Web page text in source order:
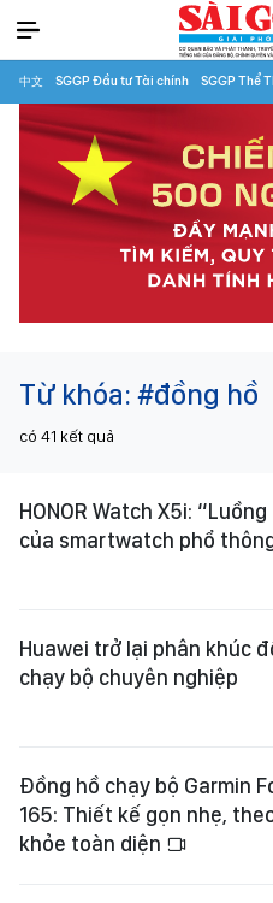
中文 SGGP Đầu tư Tài chính SGGP Thể
Từ khóa: #đồng hồ
có 41 kết quả
HONOR Watch X5i:
của smartwatch phổ
Huawei trở lại phân khúc
chạy bộ chuyên nghiệp
Đồng hồ chạy bộ Garmin
165: Thiết kế gọn nhẹ,
khỏe toàn diện